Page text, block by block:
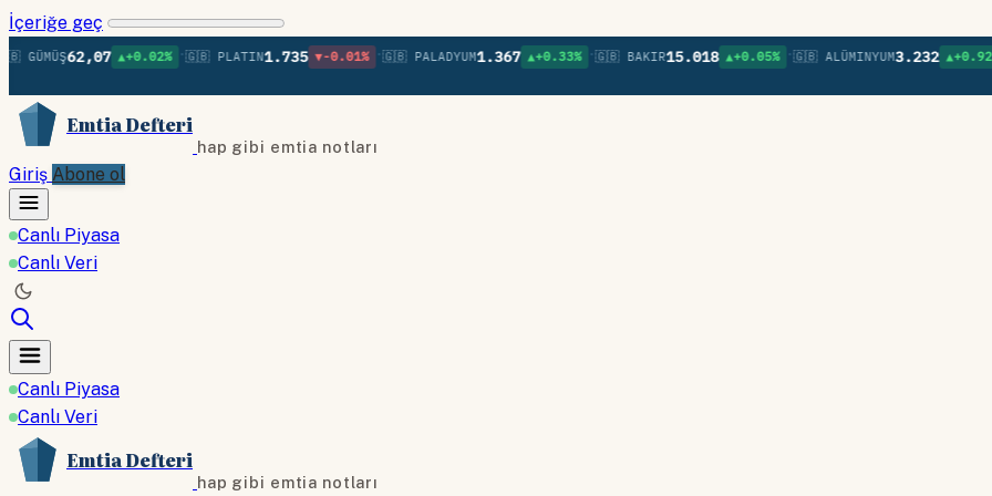
İçeriğe geç
62,07 ▲+0.02% •🇬🇧 PLATIN1.735 ▼-0.01% •🇬🇧 PALADYUM1.367 ▲+0.33% •🇬🇧 BAKIR 15.018 ▲+0.05% •🇬🇧 ALÜMINYUM3.232 ▲+0.92% •🇬🇧
Emtia Defteri
hap gibi emtia notları
Giriş Abone ol
Canlı Piyasa
Canlı Veri
Canlı Piyasa
Canlı Veri
Emtia Defteri
hap gibi emtia notları